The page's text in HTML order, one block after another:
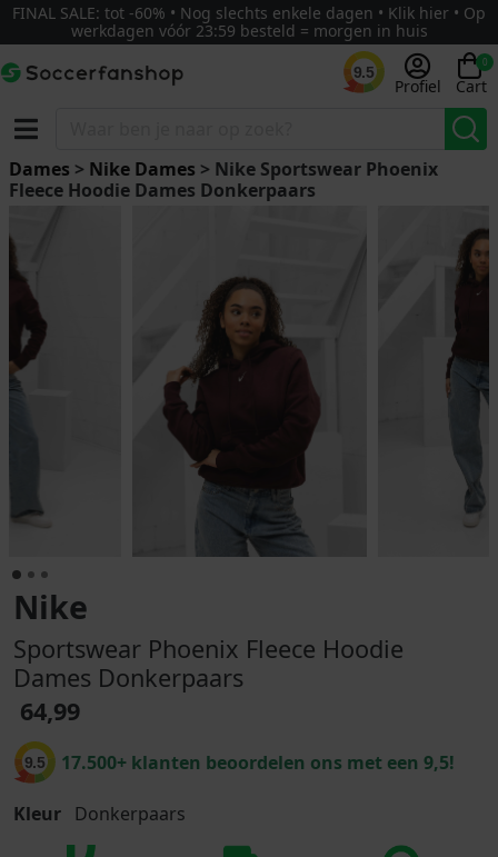
FINAL SALE: tot -60% • Nog slechts enkele dagen • Klik hier • Op
werkdagen vóór 23:59 besteld = morgen in huis
9.5
Profiel
0
Cart
Dames > Nike Dames > Nike Sportswear Phoenix
Fleece Hoodie Dames Donkerpaars
Nike
Sportswear Phoenix Fleece Hoodie
Dames Donkerpaars
64,99
9.5 17.500+ klanten beoordelen ons met een 9,5!
Kleur Donkerpaars